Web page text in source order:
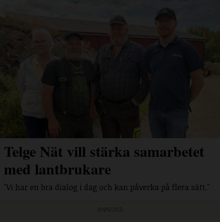
Telge Nät vill stärka samarbetet
med lantbrukare
"Vi har en bra dialog i dag och kan påverka på flera sätt."